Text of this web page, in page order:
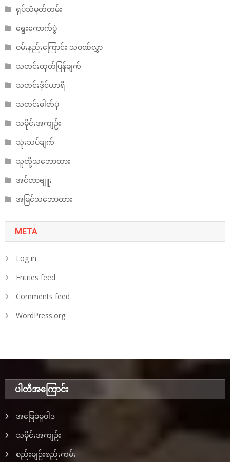
ရုပ်သံမှတ်တမ်း
ရွေးကောက်ပွဲ
ဝမ်းနည်းကြောင်း သဝဏ်လွှာ
သတင်းထုတ်ပြန်ချက်
သတင်းဒိုင်ယာရီ
သတင်းဓါတ်ပုံ
သမိုင်းအကျဉ်း
သုံးသပ်ချက်
သူတို့သဘောထား
အင်တာဗျူး
အမြင်သဘောထား
META
Log in
Entries feed
Comments feed
WordPress.org
ပါတီအ‌ကြောင်း
အခြေခံမူဝါဒ
သမိုင်းအကျဉ်း
စည်းမျဉ်းစည်းကမ်း